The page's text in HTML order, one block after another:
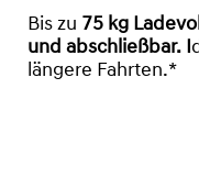
Bis zu 75 kg
und abschließbar. I
längere Fahrten.*